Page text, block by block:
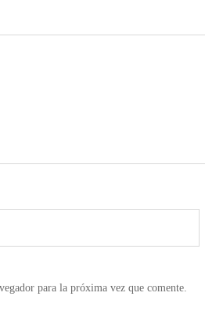
para la próxima vez que comente.